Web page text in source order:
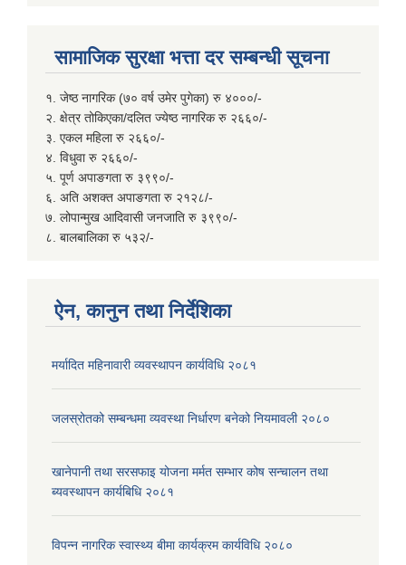
सामाजिक सुरक्षा भत्ता दर सम्बन्धी सूचना
१. जेष्ठ नागरिक (७० वर्ष उमेर पुगेका) रु ४०००/-
२. क्षेत्र तोकिएका/दलित ज्येष्ठ नागरिक रु २६६०/-
३. एकल महिला रु २६६०/-
४. विधुवा रु २६६०/-
५. पूर्ण अपाङगता रु ३९९०/-
६. अति अशक्त अपाङगता रु २१२८/-
७. लोपान्मुख आदिवासी जनजाति रु ३९९०/-
८. बालबालिका रु ५३२/-
ऐन, कानुन तथा निर्देशिका
मर्यादित महिनावारी व्यवस्थापन कार्यविधि २०८१
जलस्रोतको सम्बन्धमा व्यवस्था निर्धारण बनेको नियमावली २०८०
खानेपानी तथा सरसफाइ योजना मर्मत सम्भार कोष सन्चालन तथा
ब्यवस्थापन कार्यबिधि २०८१
विपन्न नागरिक स्वास्थ्य बीमा कार्यक्रम कार्यविधि २०८०